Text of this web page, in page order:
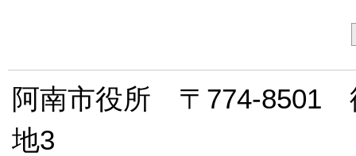
阿南市役所 〒774-8501
地3